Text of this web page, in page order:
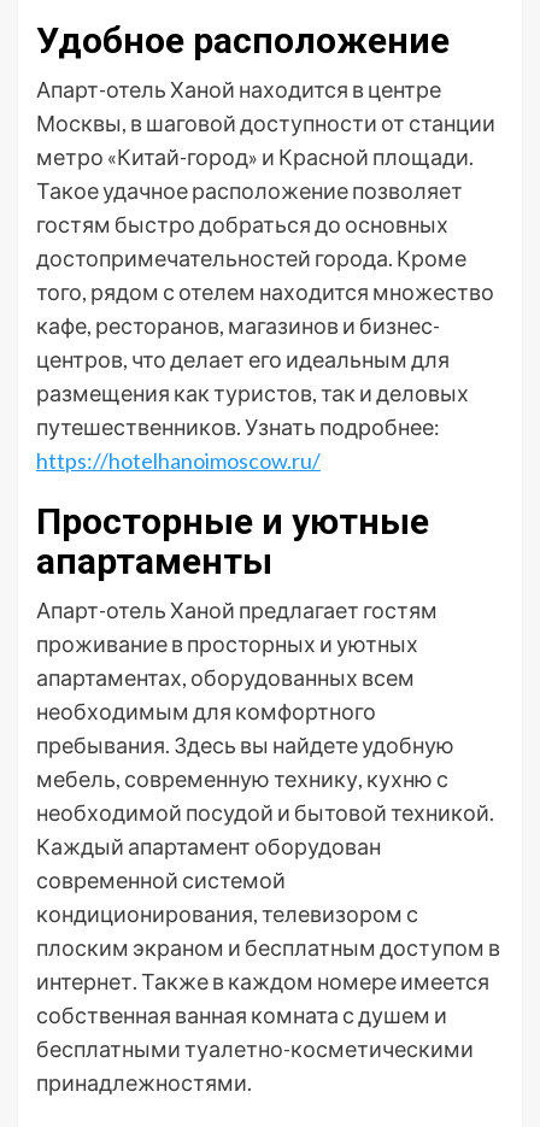
Удобное расположение
Апарт-отель Ханой находится в центре
Москвы, в шаговой доступности от станции
метро «Китай-город» и Красной площади.
Такое удачное расположение позволяет
гостям быстро добраться до основных
достопримечательностей города. Кроме
того, рядом с отелем находится множество
кафе, ресторанов, магазинов и бизнес-
центров, что делает его идеальным для
размещения как туристов, так и деловых
путешественников. Узнать подробнее:
https://hotelhanoimoscow.ru/
Просторные и уютные
апартаменты
Апарт-отель Ханой предлагает гостям
проживание в просторных и уютных
апартаментах, оборудованных всем
необходимым для комфортного
пребывания. Здесь вы найдете удобную
мебель, современную технику, кухню с
необходимой посудой и бытовой техникой.
Каждый апартамент оборудован
современной системой
кондиционирования, телевизором с
плоским экраном и бесплатным доступом в
интернет. Также в каждом номере имеется
собственная ванная комната с душем и
бесплатными туалетно-косметическими
принадлежностями.